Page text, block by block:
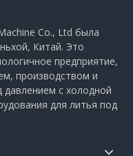
Co., Ltd была
Китай. Это
предприятие,
производством и
с холодной
для литья под